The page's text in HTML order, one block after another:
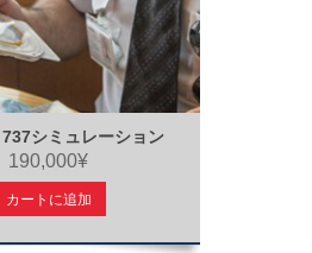
シミュレーション
190,000¥
カートに追加